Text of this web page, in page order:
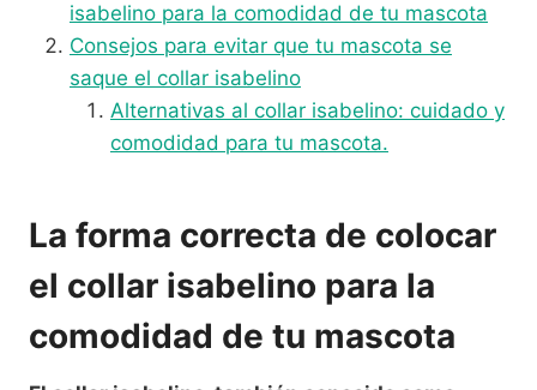
isabelino para la comodidad de tu mascota
Consejos para evitar que tu mascota se
saque el collar isabelino
Alternativas al collar isabelino: cuidado y
comodidad para tu mascota.
La forma correcta de colocar
el collar isabelino para la
comodidad de tu mascota